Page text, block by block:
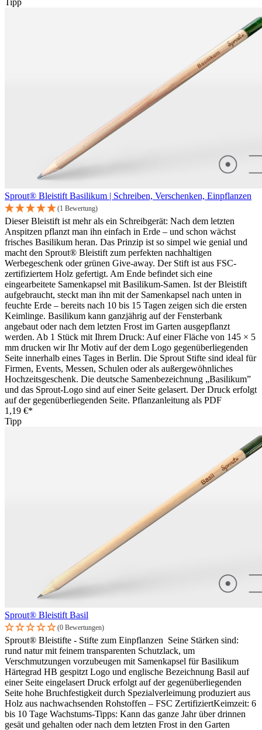
Sprout® Bleistift Basilikum | Schreiben, Verschenken, Einpflanzen
(1 Bewertung)
Dieser Bleistift ist mehr als ein Schreibgerät: Nach dem letzten
Anspitzen pflanzt man ihn einfach in Erde – und schon wächst
frisches Basilikum heran. Das Prinzip ist so simpel wie genial und
macht den Sprout® Bleistift zum perfekten nachhaltigen
Werbegeschenk oder grünen Give-away. Der Stift ist aus FSC-
zertifiziertem Holz gefertigt. Am Ende befindet sich eine
eingearbeitete Samenkapsel mit Basilikum-Samen. Ist der Bleistift
aufgebraucht, steckt man ihn mit der Samenkapsel nach unten in
feuchte Erde – bereits nach 10 bis 15 Tagen zeigen sich die ersten
Keimlinge. Basilikum kann ganzjährig auf der Fensterbank
angebaut oder nach dem letzten Frost im Garten ausgepflanzt
werden. Ab 1 Stück mit Ihrem Druck: Auf einer Fläche von 145 × 5
mm drucken wir Ihr Motiv auf der dem Logo gegenüberliegenden
Seite innerhalb eines Tages in Berlin. Die Sprout Stifte sind ideal für
Firmen, Events, Messen, Schulen oder als außergewöhnliches
Hochzeitsgeschenk. Die deutsche Samenbezeichnung „Basilikum”
und das Sprout-Logo sind auf einer Seite gelasert. Der Druck erfolgt
auf der gegenüberliegenden Seite. Pflanzanleitung als PDF
1,19 €*
Tipp
Sprout® Bleistift Basil
(0 Bewertungen)
Sprout® Bleistifte - Stifte zum Einpflanzen Seine Stärken sind:
rund natur mit feinem transparenten Schutzlack, um
Verschmutzungen vorzubeugen mit Samenkapsel für Basilikum
Härtegrad HB gespitzt Logo und englische Bezeichnung Basil auf
einer Seite eingelasert Druck erfolgt auf der gegenüberliegenden
Seite hohe Bruchfestigkeit durch Spezialverleimung produziert aus
Holz aus nachwachsenden Rohstoffen – FSC ZertifiziertKeimzeit: 6
bis 10 Tage Wachstums-Tipps: Kann das ganze Jahr über drinnen
gesät und gehalten oder nach dem letzten Frost in den Garten